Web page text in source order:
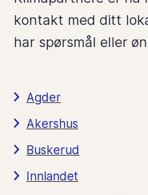
kontakt med ditt
har spørsmål eller
Agder
Akershus
Buskerud
Innlandet